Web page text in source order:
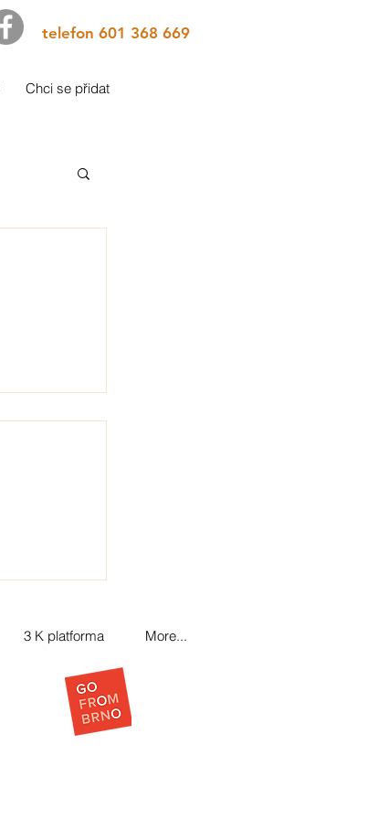
telefon 601 368 669
Chci se přidat
3 K platforma More...